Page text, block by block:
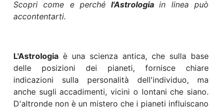
Scopri come e perchél'Astrologiain linea può
accontentarti.
L'Astrologia è una scienza antica, che sulla base
delle posizioni dei pianeti, fornisce chiare
indicazioni sulla personalità dell'individuo, ma
anche sugli accadimenti, vicini o lontani che siano.
D'altronde non è un mistero che i pianeti influiscano